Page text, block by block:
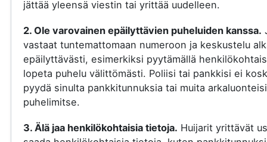
jättää yleensä viestin tai yrittää uudelleen.
2. Ole varovainen epäilyttävien puheluiden kanssa.
vastaat tuntemattomaan numeroon ja keskustelu
epäilyttävästi, esimerkiksi pyytämällä
lopeta puhelu välittömästi. Poliisi tai pankkisi ei
pyydä sinulta pankkitunnuksia tai muita
puhelimitse.
3. Älä jaa henkilökohtaisia tietoja. Huijarit yrittävät